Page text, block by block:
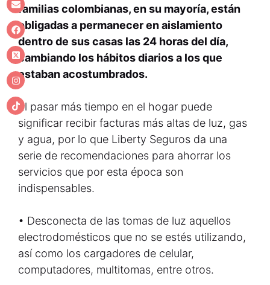
familias colombianas, en su mayoría, están
obligadas a permanecer en aislamiento
dentro de sus casas las 24 horas del día,
cambiando los hábitos diarios a los que
estaban acostumbrados.
El pasar más tiempo en el hogar puede
significar recibir facturas más altas de luz, gas
y agua, por lo que Liberty Seguros da una
serie de recomendaciones para ahorrar los
servicios que por esta época son
indispensables.
• Desconecta de las tomas de luz aquellos
electrodomésticos que no se estés utilizando,
así como los cargadores de celular,
computadores, multitomas, entre otros.